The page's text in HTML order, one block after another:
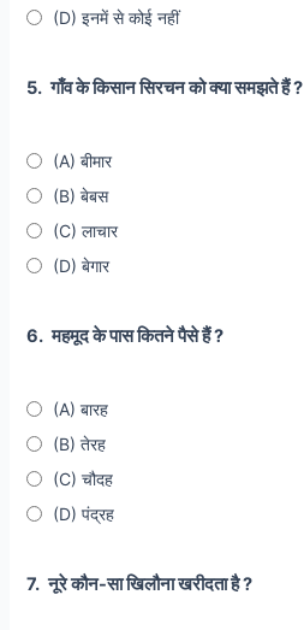
(D) इनमें से कोई नहीं
5. गाँव के किसान सिरचन को क्या समझते हैं ?
(A) बीमार
(B) बेबस
(C) लाचार
(D) बेगार
6. महमूद के पास कितने पैसे हैं ?
(A) बारह
(B) तेरह
(C) चौदह
(D) पंद्रह
7. नूरे कौन-सा खिलौना खरीदता है ?